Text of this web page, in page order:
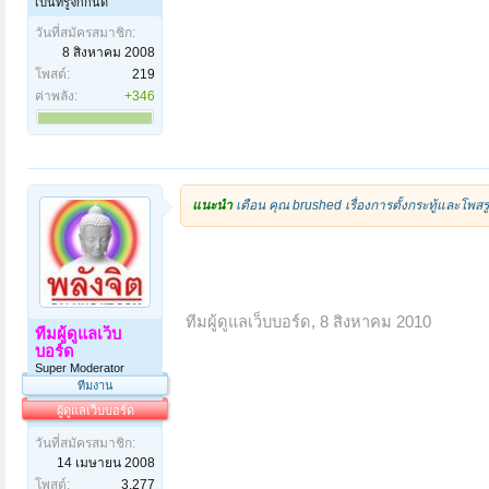
วันที่สมัครสมาชิก:
8 สิงหาคม 2008
โพสต์:
219
ค่าพลัง:
+346
ทีมผู้ดูแลเว็บ
บอร์ด
Super Moderator
ทีมงาน
ผู้ดูแลเว็บบอร์ด
วันที่สมัครสมาชิก:
14 เมษายน 2008
โพสต์:
3,277
แนะนำ เตือน คุณ brushed เรื่องการตั้งกระทู้และโพส
ทีมผู้ดูแลเว็บบอร์ด, 8 สิงหาคม 2010